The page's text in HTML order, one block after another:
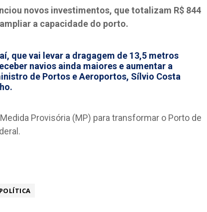
novos investimentos, que totalizam R$ 844
a capacidade do porto.
que vai levar a dragagem de 13,5 metros
navios ainda maiores e aumentar a
de Portos e Aeroportos, Sílvio Costa
Provisória (MP) para transformar o Porto de
POLÍTICA